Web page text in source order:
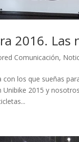
2016. Las
Comunicación,
los que sueñas
Unibike 2015 y